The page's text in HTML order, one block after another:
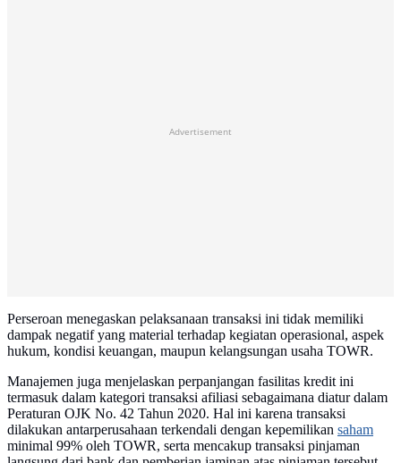
Advertisement
Perseroan menegaskan pelaksanaan transaksi ini tidak memiliki
dampak negatif yang material terhadap kegiatan operasional, aspek
hukum, kondisi keuangan, maupun kelangsungan usaha TOWR.
Manajemen juga menjelaskan perpanjangan fasilitas kredit ini
termasuk dalam kategori transaksi afiliasi sebagaimana diatur dalam
Peraturan OJK No. 42 Tahun 2020. Hal ini karena transaksi
dilakukan antarperusahaan terkendali dengan kepemilikan saham
minimal 99% oleh TOWR, serta mencakup transaksi pinjaman